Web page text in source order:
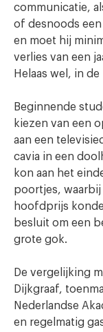
communicatie,
of desnoods
en moet hij
verlies van een
Helaas wel, in
Beginnende
kiezen van een
aan een
cavia in een
kon aan het
poortjes, waarbij
hoofdprijs
besluit om een
grote gok.
De vergelijking
Dijkgraaf,
Nederlandse
en regelmatig